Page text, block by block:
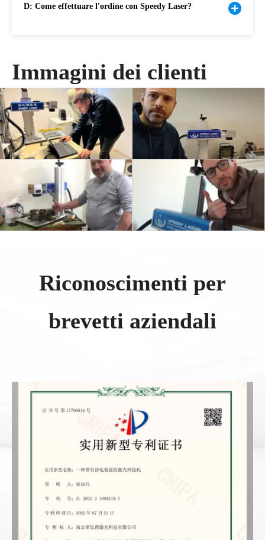
D: Come effettuare l'ordine con Speedy Laser?
Immagini dei clienti
Riconoscimenti per
brevetti aziendali​​​​​​​